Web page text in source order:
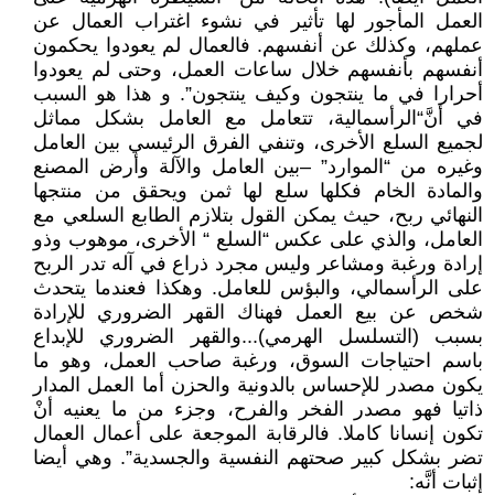
العمل المأجور لها تأثير في نشوء اغتراب العمال عن
عملهم، وكذلك عن أنفسهم. فالعمال لم يعودوا يحكمون
أنفسهم بأنفسهم خلال ساعات العمل، وحتى لم يعودوا
أحرارا في ما ينتجون وكيف ينتجون”. و هذا هو السبب
في أنَّ“الرأسمالية، تتعامل مع العامل بشكل مماثل
لجميع السلع الأخرى، وتنفي الفرق الرئيسي بين العامل
وغيره من “الموارد” –بين العامل والآلة وأرض المصنع
والمادة الخام فكلها سلع لها ثمن ويحقق من منتجها
النهائي ربح، حيث يمكن القول بتلازم الطابع السلعي مع
العامل، والذي على عكس “السلع “ الأخرى، موهوب وذو
إرادة ورغبة ومشاعر وليس مجرد ذراع في آله تدر الربح
على الرأسمالي، والبؤس للعامل. وهكذا فعندما يتحدث
شخص عن بيع العمل فهناك القهر الضروري للإرادة
بسبب (التسلسل الهرمي)...والقهر الضروري للإبداع
باسم احتياجات السوق، ورغبة صاحب العمل، وهو ما
يكون مصدر للإحساس بالدونية والحزن أما العمل المدار
ذاتيا فهو مصدر الفخر والفرح، وجزء من ما يعنيه أنْ
تكون إنسانا كاملا. فالرقابة الموجعة على أعمال العمال
تضر بشكل كبير صحتهم النفسية والجسدية”. وهي أيضا
إثبات أنَّه: